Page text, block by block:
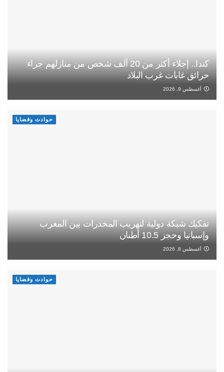
كندا.. إجلاء أكثر من 20 ألف شخص من منازلهم جراء
حرائق غابات غرب البلاد
أغسطس 9, 2026
حوادث وقضايا
تفكيك شبكة دولية لتهريب المخدرات بين المغرب
وإسبانيا وحجز 10.5 أطنان
أغسطس 8, 2026
حوادث وقضايا